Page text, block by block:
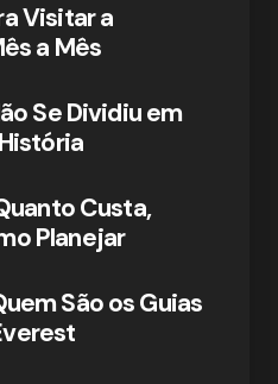
Visitar a
a Mês
Se Dividiu em
Custa,
Planejar
São os Guias